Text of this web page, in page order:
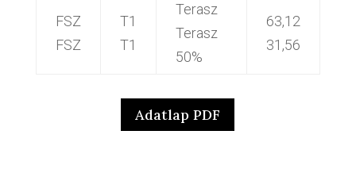
FSZ
FSZ
T1
T1
Terasz
Terasz
50%
63,12
31,56
Adatlap PDF